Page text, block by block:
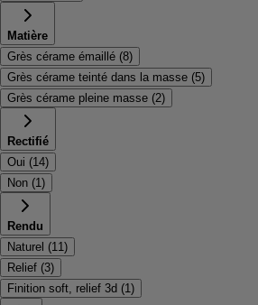
Matière
Grès cérame émaillé (8)
Grès cérame teinté dans la masse (5)
Grès cérame pleine masse (2)
Rectifié
Oui (14)
Non (1)
Rendu
Naturel (11)
Relief (3)
Finition soft, relief 3d (1)